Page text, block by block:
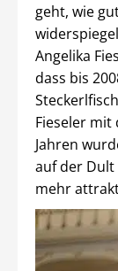
geht, wie
Angelika
dass bis
Fieseler
Jahren
auf der Dult
mehr